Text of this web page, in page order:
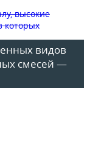
видов
смесей —